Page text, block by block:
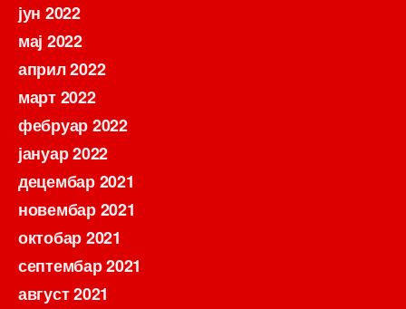
јун 2022
мај 2022
април 2022
март 2022
фебруар 2022
јануар 2022
децембар 2021
новембар 2021
октобар 2021
септембар 2021
август 2021